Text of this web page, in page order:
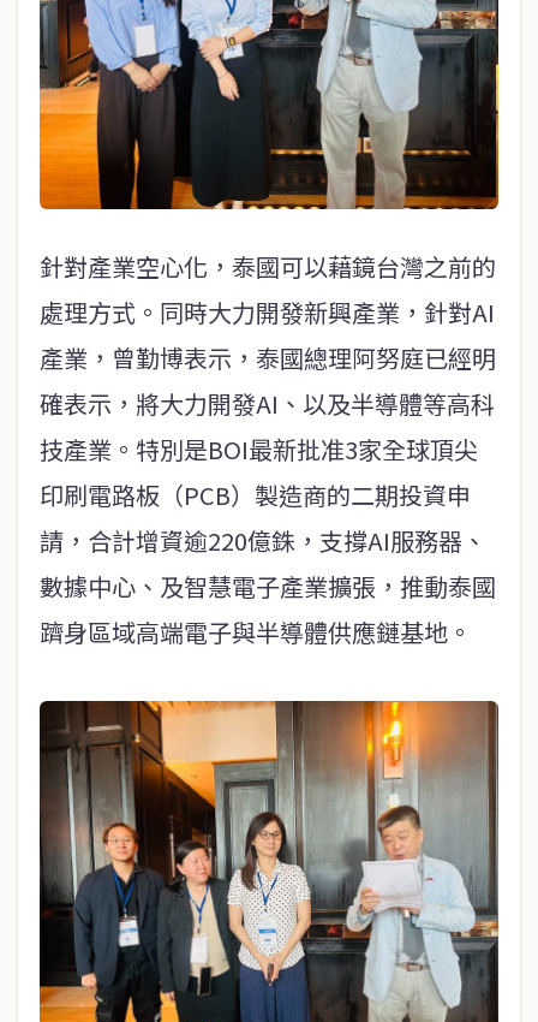
針對產業空心化，泰國可以藉鏡台灣之前的
處理方式。同時大力開發新興產業，針對AI
產業，曾勤博表示，泰國總理阿努庭已經明
確表示，將大力開發AI、以及半導體等高科
技產業。特別是BOI最新批准3家全球頂尖
印刷電路板（PCB）製造商的二期投資申
請，合計增資逾220億銖，支撐AI服務器、
數據中心、及智慧電子產業擴張，推動泰國
躋身區域高端電子與半導體供應鏈基地。